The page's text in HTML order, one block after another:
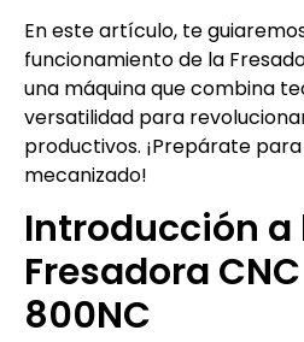
En este artículo, te
funcionamiento de la
una máquina que combina
versatilidad para
productivos. ¡Prepárate
mecanizado!
Introducción a
Fresadora
800NC